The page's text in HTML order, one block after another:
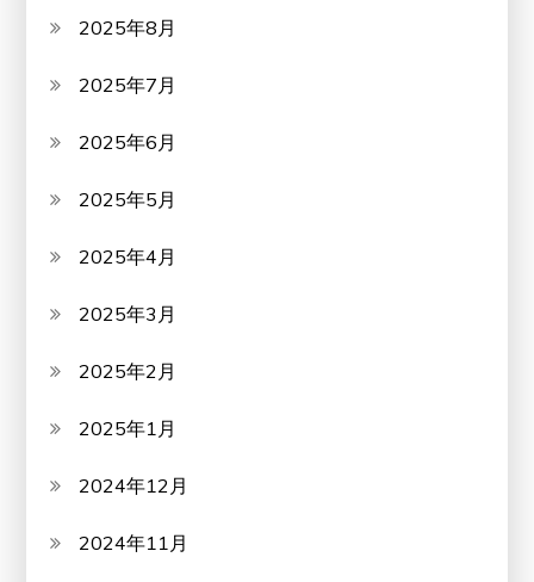
2025年8月
2025年7月
2025年6月
2025年5月
2025年4月
2025年3月
2025年2月
2025年1月
2024年12月
2024年11月